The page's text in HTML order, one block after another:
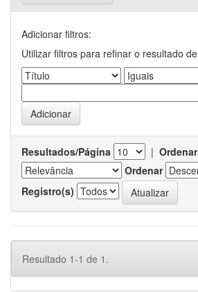
Adicionar filtros:
Utilizar filtros para refinar o resultado
Resultados/Página |
Ordenar
Registro(s)
Resultado 1-1 de 1.